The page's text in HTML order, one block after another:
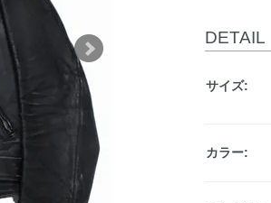
DETAIL
サイズ:
カラー: